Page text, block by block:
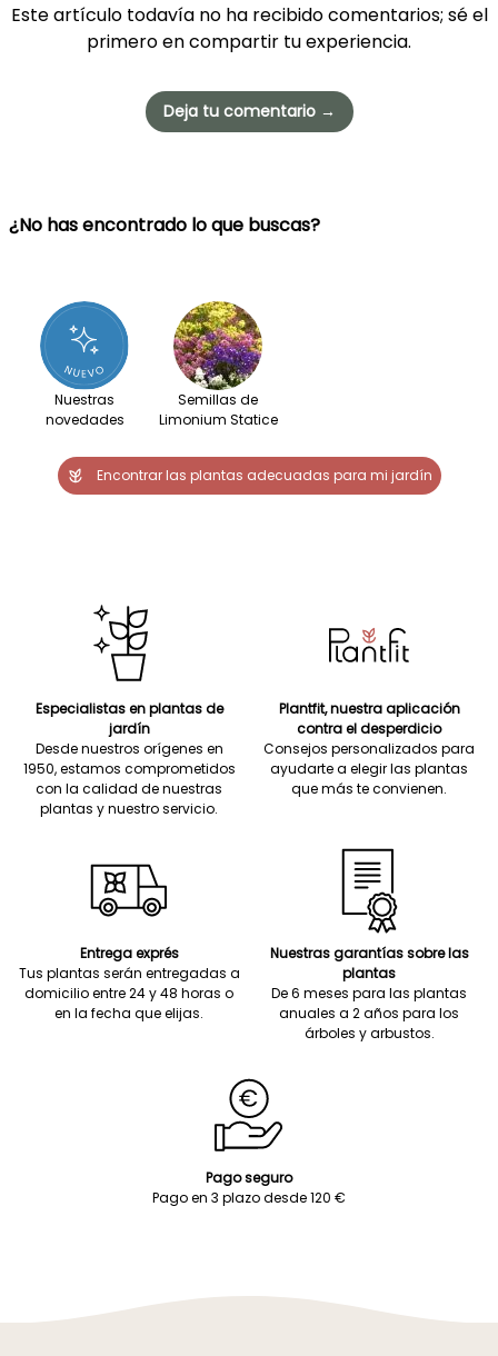
Este artículo todavía no ha recibido comentarios; sé el
primero en compartir tu experiencia.
Deja tu comentario →
¿No has encontrado lo que buscas?
Nuestras
novedades
Semillas de
Limonium Statice
Encontrar las plantas adecuadas para mi jardín
Especialistas en plantas de
jardín
Desde nuestros orígenes en
1950, estamos comprometidos
con la calidad de nuestras
plantas y nuestro servicio.
Plantfit, nuestra aplicación
contra el desperdicio
Consejos personalizados para
ayudarte a elegir las plantas
que más te convienen.
Entrega exprés
Tus plantas serán entregadas a
domicilio entre 24 y 48 horas o
en la fecha que elijas.
Nuestras garantías sobre las
plantas
De 6 meses para las plantas
anuales a 2 años para los
árboles y arbustos.
Pago seguro
Pago en 3 plazo desde 120 €